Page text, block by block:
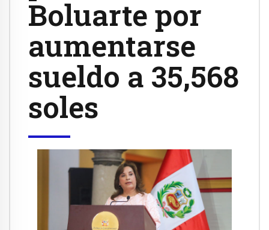
Boluarte por
aumentarse
sueldo a 35,568
soles